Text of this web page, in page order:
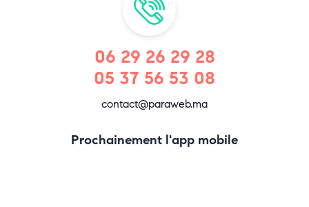
06 29 26 29 28
05 37 56 53 08
contact@paraweb.ma
Prochainement l'app mobile